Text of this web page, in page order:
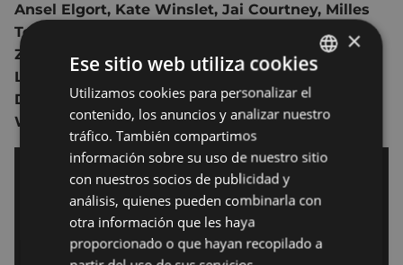
Ansel Elgort, Kate Winslet, Jai Courtney, Milles
Teller, Naomi Watts, Maggie Q, Octavia Spencer,
Zoë Kravitz, Ray Stevenson, Mekhi Phifer, Ben
Lamb, Keiynan Lonsdale, Jonny Weston, Daniel
Dae Kim, Emjay Anthony, Ashley Judd, Suki
Waterhouse.
BASQUE
SPANISH
×
Ese sitio web utiliza cookies
Utilizamos cookies para personalizar el
contenido, los anuncios y analizar nuestro
tráfico. También compartimos
información sobre su uso de nuestro sitio
con nuestros socios de publicidad y
análisis, quienes pueden combinarla con
otra información que les haya
proporcionado o que hayan recopilado a